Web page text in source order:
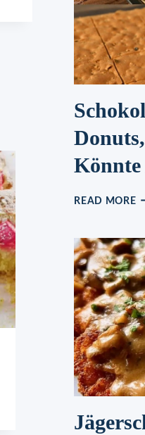
Könnte
READ MORE